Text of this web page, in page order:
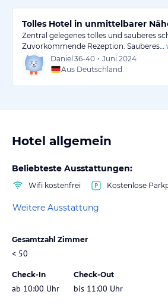
Tolles Hotel in unmittelbarer
Zentral gelegenes tolles und sauberes
Zuvorkommende Rezeption. Sauberes…
Daniel 36-40 • Juni 2024
Aus Deutschland
Hotel allgemein
Beliebteste Ausstattungen:
Wifi kostenfrei Kostenlose
Weitere Ausstattung
Gesamtzahl Zimmer
< 50
Check-In
ab 10:00 Uhr
Check-Out
bis 11:00 Uhr